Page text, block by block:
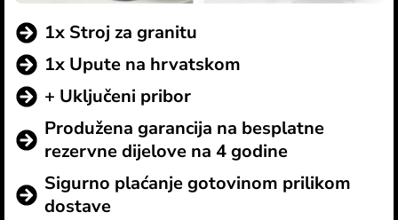
1x Stroj za granitu
1x Upute na hrvatskom
+ Uključeni pribor
Produžena garancija na besplatne
rezervne dijelove na 4 godine
Sigurno plaćanje gotovinom prilikom
dostave